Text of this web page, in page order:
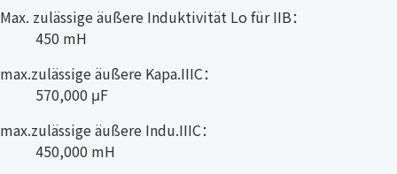
Max. zulässige äußere Induktivität Lo für IIB：
450 mH
max.zulässige äußere Kapa.IIIC：
570,000 μF
max.zulässige äußere Indu.IIIC：
450,000 mH